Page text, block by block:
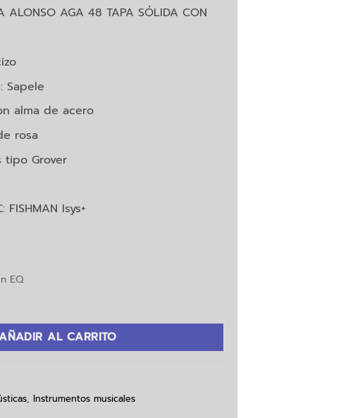
ALONSO AGA 48 TAPA SÓLIDA CON
Sapele
alma de acero
rosa
tipo Grover
FISHMAN Isys+
EQ
AGA 48 cantidad
AL CARRITO
, Instrumentos musicales